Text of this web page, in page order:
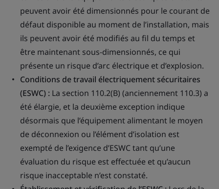
peuvent avoir été dimensionnés pour le courant de
défaut disponible au moment de l’installation, mais
ils peuvent avoir été modifiés au fil du temps et
être maintenant sous-dimensionnés, ce qui
présente un risque d’arc électrique et d’explosion.
Conditions de travail électriquement sécuritaires
(ESWC) : La section 110.2(B) (anciennement 110.3) a
été élargie, et la deuxième exception indique
désormais que l’équipement alimentant le moyen
de déconnexion ou l’élément d’isolation est
exempté de l’exigence d’ESWC tant qu’une
évaluation du risque est effectuée et qu’aucun
risque inacceptable n’est constaté.